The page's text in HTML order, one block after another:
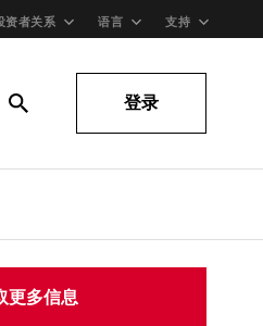
资者关系 语言 支持
登录
更多信息